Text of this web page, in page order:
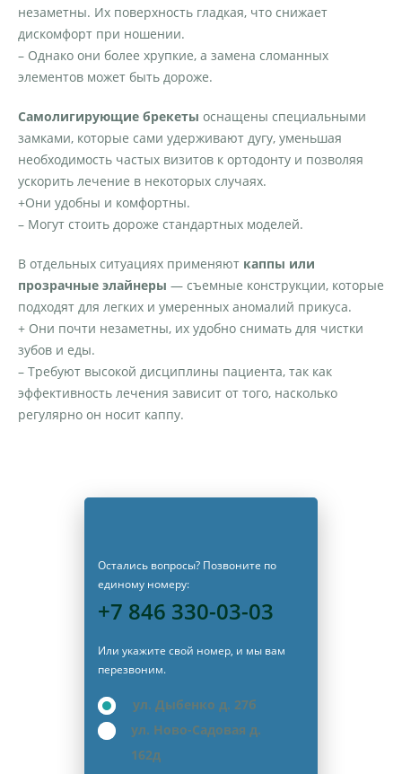
незаметны. Их поверхность гладкая, что снижает
дискомфорт при ношении.
– Однако они более хрупкие, а замена сломанных
элементов может быть дороже.
Самолигирующие брекеты оснащены специальными
замками, которые сами удерживают дугу, уменьшая
необходимость частых визитов к ортодонту и позволяя
ускорить лечение в некоторых случаях.
+Они удобны и комфортны.
– Могут стоить дороже стандартных моделей.
В отдельных ситуациях применяют каппы или
прозрачные элайнеры — съемные конструкции, которые
подходят для легких и умеренных аномалий прикуса.
+ Они почти незаметны, их удобно снимать для чистки
зубов и еды.
– Требуют высокой дисциплины пациента, так как
эффективность лечения зависит от того, насколько
регулярно он носит каппу.
Остались вопросы? Позвоните по
единому номеру:
+7 846 330-03-03
Или укажите свой номер, и мы вам
перезвоним.
ул. Дыбенко д. 27б
ул. Ново-Садовая д.
162д